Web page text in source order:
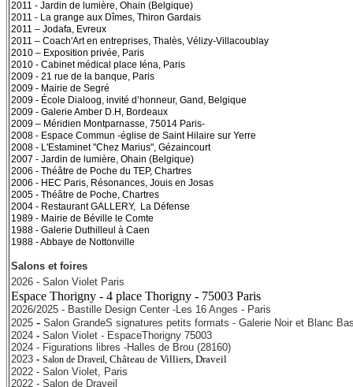
2011 - Jardin de lumière, Ohain (Belgique)
2011 - La grange aux Dîmes, Thiron Gardais
2011 – Jodafa, Evreux
2011 – Coach'Art en entreprises, Thalès, Vélizy-Villacoublay
2010 – Exposition privée, Paris
2010 - Cabinet médical place Iéna, Paris
2009 - 21 rue de la banque, Paris
2009 - Mairie de Segré
2009 - École Dialoog, invité d’honneur, Gand, Belgique
2009 - Galerie Amber D.H, Bordeaux
2009 – Méridien Montparnasse, 75014 Paris-
2008 - Espace Commun -église de Saint Hilaire sur Yerre
2008 - L'Estaminet "Chez Marius", Gézaincourt
2007 - Jardin de lumière, Ohain (Belgique)
2006 - Théâtre de Poche du TEP, Chartres
2006 - HEC Paris, Résonances, Jouis en Josas
2005 - Théâtre de Poche, Chartres
2004 - Restaurant GALLERY, La Défense
1989 - Mairie de Béville le Comte
1988 - Galerie Duthilleul à Caen
1988 - Abbaye de Nottonville
Salons et foires
2026 - Salon Violet Paris
Espace Thorigny - 4 place Thorigny - 75003 Paris
2026/2025 - Bastille Design Center -Les 16 Anges - Paris
2025 - Salon GrandeS signatures petits formats - Galerie Noir et Blanc
2024 - Salon Violet - EspaceThorigny 75003
2024 - Figurations libres -Halles de Brou (28160)
2023 - Salon de Draveil, Château de Villiers, Draveil
2022 - Salon Violet, Paris
2022 - Salon de Draveil